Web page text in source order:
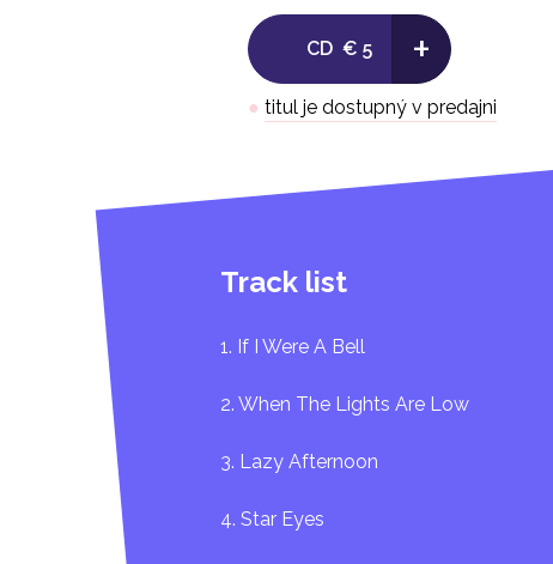
CD € 5 +
● titul je dostupný v predajni
Track list
1. If I Were A Bell
2. When The Lights Are Low
3. Lazy Afternoon
4. Star Eyes